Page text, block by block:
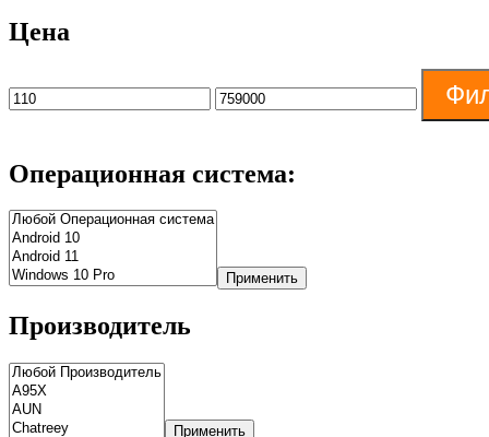
Цена
Операционная система:
Применить
Производитель
Применить